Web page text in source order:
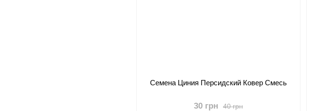
Семена Циния Персидский Ковер Смесь
40 грн
30 грн